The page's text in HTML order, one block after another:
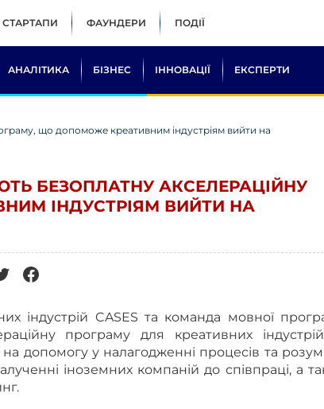
СТАРТАПИ ФАУНДЕРИ ПОДІЇ
АНАЛІТИКА БІЗНЕС ІННОВАЦІЇ ЕКСПЕРТИ
що допоможе креативним індустріям вийти на
БЕЗОПЛАТНУ АКСЕЛЕРАЦІЙНУ
ІНДУСТРІЯМ ВИЙТИ НА
індустрій CASES та команда мовної
програму для креативних
допомогу у налагодженні процесів та
іноземних компаній до співпраці, а